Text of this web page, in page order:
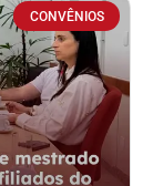
CONVÊNIOS